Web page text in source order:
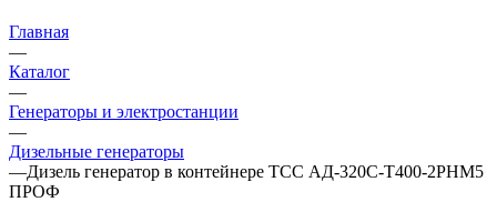
Главная
—
Каталог
—
Генераторы и электростанции
—
Дизельные генераторы
—Дизель генератор в контейнере ТСС АД-320С-Т400-2РНМ5
ПРОФ